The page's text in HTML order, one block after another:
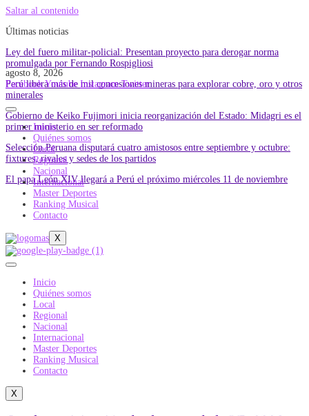
Saltar al contenido
Últimas noticias
Ley del fuero militar-policial: Presentan proyecto para derogar norma
promulgada por Fernando Rospigliosi
Perú libera más de mil concesiones mineras para explorar cobre, oro y otros
minerales
Gobierno de Keiko Fujimori inicia reorganización del Estado: Midagri es el
primer ministerio en ser reformado
Selección Peruana disputará cuatro amistosos entre septiembre y octubre:
fixtures, rivales y sedes de los partidos
El papa León XIV llegará a Perú el próximo miércoles 11 de noviembre
agosto 8, 2026
Facebook Youtube Instagram Twitter
Inicio
Quiénes somos
Local
Regional
Nacional
Internacional
Master Deportes
Ranking Musical
Contacto
X
Inicio
Quiénes somos
Local
Regional
Nacional
Internacional
Master Deportes
Ranking Musical
Contacto
X